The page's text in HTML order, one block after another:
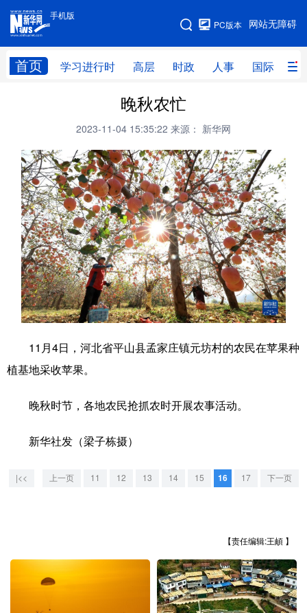
手机版
网站无障碍
PC版本
首页 学习进行时 高层 时政 人事 国际 财
手机版
网站地图
高层 时政
财经 网评
台湾 思客智库 全球连线 教育
科技 科创 量子 体育
文化 书画 健康 军事
访谈 视频 图片 政务
法律 中央文件 金融 汽车
食品 人居 信息化 数字经济
城市
文化产业
辽宁 吉林 上海 江苏
福建 江西
晚秋农忙
2023-11-04 15:35:22 来源： 新华网
11月4日，河北省平山县孟家庄镇元坊村的农民在苹果种
植基地采收苹果。
晚秋时节，各地农民抢抓农时开展农事活动。
新华社发（梁子栋摄）
|<< 上一页 11 12 13 14 15 16 17 下一页
【责任编辑:王頔 】